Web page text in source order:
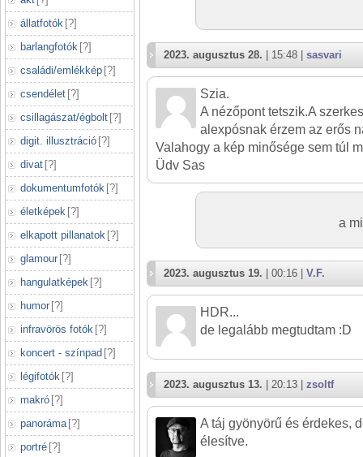
állatfotók [?]
barlangfotók [?]
családi/emlékkép [?]
csendélet [?]
csillagászat/égbolt [?]
digit. illusztráció [?]
divat [?]
dokumentumfotók [?]
életképek [?]
elkapott pillanatok [?]
glamour [?]
hangulatképek [?]
humor [?]
infravörös fotók [?]
koncert - színpad [?]
légifotók [?]
makró [?]
panoráma [?]
portré [?]
2023. augusztus 28. | 15:48 | sasvari
Szia.
A nézőpont tetszik.A
alexpósnak érzem az erős
Valahogy a kép minősége sem túl
Üdv Sas
a
2023. augusztus 19. | 00:16 | V.F.
HDR...
de legalább megtudtam :D
2023. augusztus 13. | 20:13 | zsoltf
A táj gyönyörű és érdekes,
élesítve.